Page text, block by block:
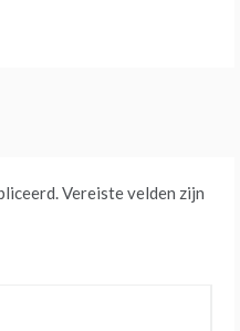
Vereiste velden zijn